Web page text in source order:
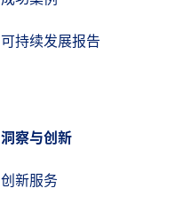
可持续发展报告
洞察与创新
创新服务